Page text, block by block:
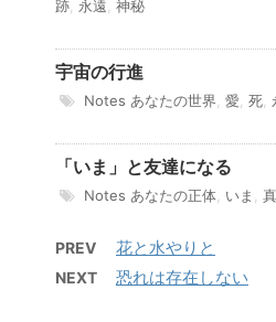
跡 永遠 神秘
宇宙の行進
Notes あなたの世界 愛 死
「いま」と友達になる
Notes あなたの正体 いま
PREV 花と水やりと
NEXT 恐れは存在しない